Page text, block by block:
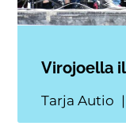
Virojoella
Tarja Autio